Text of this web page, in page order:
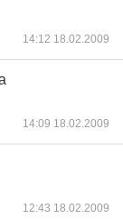
14:12 18.02.2009
14:09 18.02.2009
12:43 18.02.2009